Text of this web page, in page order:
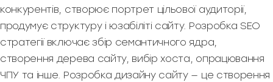
конкурентів, створює портрет цільової аудиторії,
продумує структуру і юзабіліті сайту. Розробка SEO
стратегії включає збір семантичного ядра,
створення дерева сайту, вибір хоста, опрацювання
ЧПУ та інше. Розробка дизайну сайту — це створення